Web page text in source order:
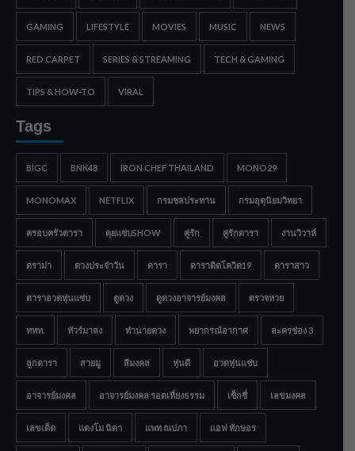
GAMING LIFESTYLE MOVIES MUSIC NEWS
RED CARPET SERIES & STREAMING TECH & GAMING
TIPS & HOW-TO VIRAL
Tags
BIGC BNK48 IRON CHEF THAILAND MONO29
MONOMAX NETFLIX กรมชลประทาน กรมอุตุนิยมวิทยา
ครอบครัวดารา คุยแซ่บSHOW คู่รัก คู่รักดารา งานวิวาห์
ดราม่า ดวงประจำวัน ดารา ดาราติดโควิด19 ดาราสาว
ดาราอวดหุ่นแซ่บ ดูดวง ดูดวงอาจารย์มงคล ตรวจหวย
ททท. ทัวร์มาลง ทำนายดวง พยากรณ์อากาศ ละครช่อง 3
ลูกดารา สายมู สีมงคล หุ่นดี อวดหุ่นแซ่บ
อาจารย์มงคล อาจารย์มงคล รอดเที่ยงธรรม เซ็กซี่ เลขมงคล
เลขเด็ด แตงโม นิดา แพท ณปภา แอฟ ทักษอร